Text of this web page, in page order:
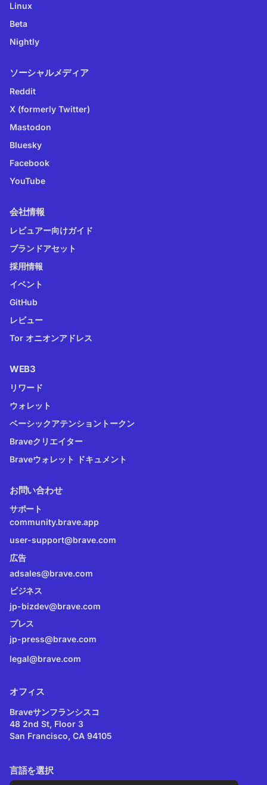
Linux
Beta
Nightly
ソーシャルメディア
Reddit
X (formerly Twitter)
Mastodon
Bluesky
Facebook
YouTube
会社情報
レビュアー向けガイド
ブランドアセット
採用情報
イベント
GitHub
レビュー
Tor オニオンアドレス
WEB3
リワード
ウォレット
ベーシックアテンショントークン
Braveクリエイター
Braveウォレット ドキュメント
お問い合わせ
サポート
community.brave.app
user-support@brave.com
広告
adsales@brave.com
ビジネス
jp-bizdev@brave.com
プレス
jp-press@brave.com
legal@brave.com
オフィス
Braveサンフランシスコ
48 2nd St, Floor 3
San Francisco, CA 94105
言語を選択